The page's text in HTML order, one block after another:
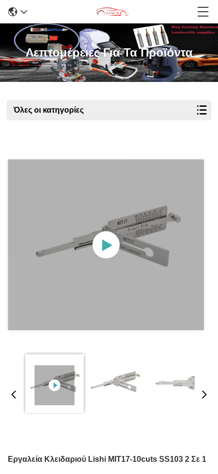
Λεπτομέρειες Για Τα Προϊόντα
Όλες οι κατηγορίες
Εργαλεία Κλειδαριού Lishi MIT17-10cuts SS103 2 Σε 1